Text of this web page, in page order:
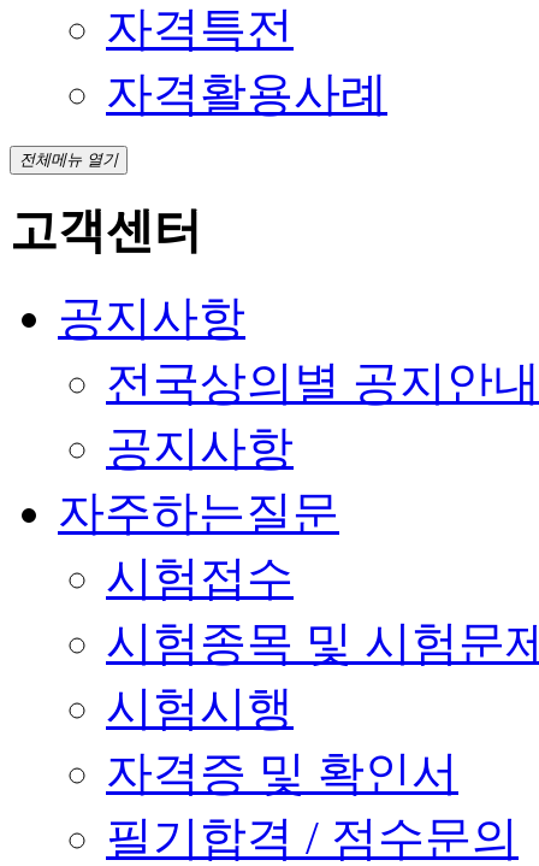
자격특전
자격활용사례
전체메뉴 열기
고객센터
공지사항
전국상의별 공지안내
공지사항
자주하는질문
시험접수
시험종목 및 시험문
시험시행
자격증 및 확인서
필기합격 / 점수문의